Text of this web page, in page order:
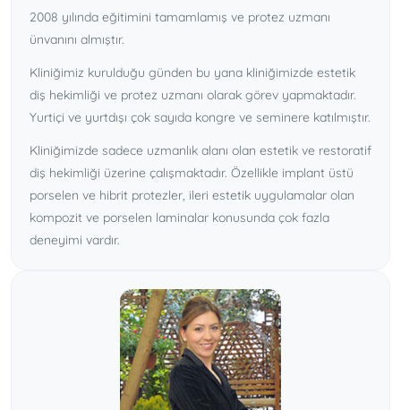
2008 yılında eğitimini tamamlamış ve protez uzmanı
ünvanını almıştır.
Kliniğimiz kurulduğu günden bu yana kliniğimizde estetik
diş hekimliği ve protez uzmanı olarak görev yapmaktadır.
Yurtiçi ve yurtdışı çok sayıda kongre ve seminere katılmıştır.
Kliniğimizde sadece uzmanlık alanı olan estetik ve restoratif
diş hekimliği üzerine çalışmaktadır. Özellikle implant üstü
porselen ve hibrit protezler, ileri estetik uygulamalar olan
kompozit ve porselen laminalar konusunda çok fazla
deneyimi vardır.